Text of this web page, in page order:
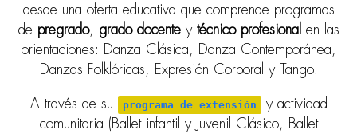
desde una oferta educativa que comprende programas
de pregrado, grado docente y técnico profesional en las
orientaciones: Danza Clásica, Danza Contemporánea,
Danzas Folklóricas, Expresión Corporal y Tango.
A través de su
programa de extensión
y actividad
comunitaria (Ballet infantil y Juvenil Clásico, Ballet